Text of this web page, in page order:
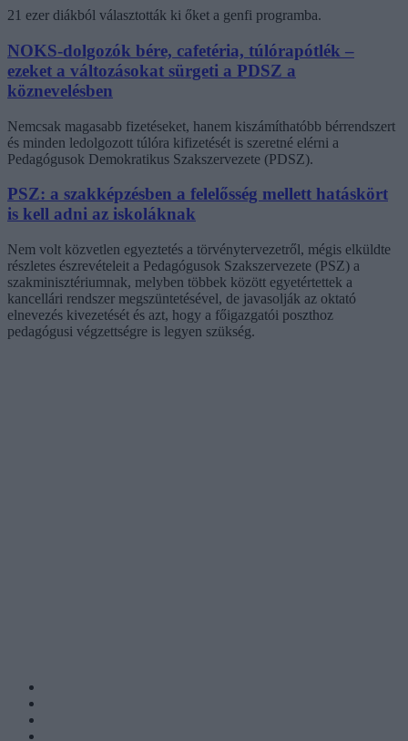
21 ezer diákból választották ki őket a genfi programba.
NOKS-dolgozók bére, cafetéria, túlórapótlék –
ezeket a változásokat sürgeti a PDSZ a
köznevelésben
Nemcsak magasabb fizetéseket, hanem kiszámíthatóbb bérrendszert
és minden ledolgozott túlóra kifizetését is szeretné elérni a
Pedagógusok Demokratikus Szakszervezete (PDSZ).
PSZ: a szakképzésben a felelősség mellett hatáskört
is kell adni az iskoláknak
Nem volt közvetlen egyeztetés a törvénytervezetről, mégis elküldte
részletes észrevételeit a Pedagógusok Szakszervezete (PSZ) a
szakminisztériumnak, melyben többek között egyetértettek a
kancellári rendszer megszüntetésével, de javasolják az oktató
elnevezés kivezetését és azt, hogy a főigazgatói poszthoz
pedagógusi végzettségre is legyen szükség.